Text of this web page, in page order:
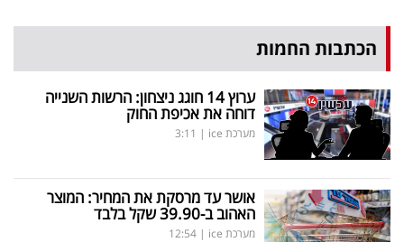
הכתבות החמות
ערוץ 14 חוגג ניצחון: הרשות השנייה
דוחה את אכיפת החוק
מערכת ice |
3:11
אושר עד מרסקת את המחיר: המוצר
האהוב ב-39.90 שקל בלבד
מערכת ice |
12:54